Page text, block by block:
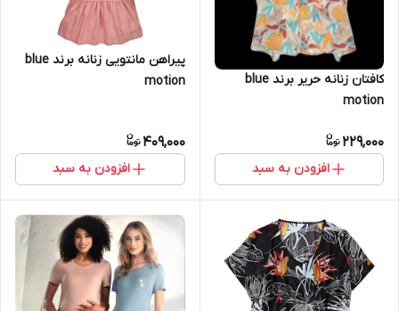
کافتان زنانه حریر برند blue
motion
229,000
افزودن به سبد
پیراهن مانتویی زنانه برند blue
motion
409,000
افزودن به سبد